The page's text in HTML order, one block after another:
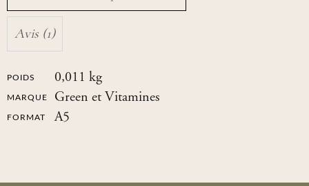
Avis (1)
POIDS 0,011 kg
MARQUE Green et Vitamines
FORMAT A5